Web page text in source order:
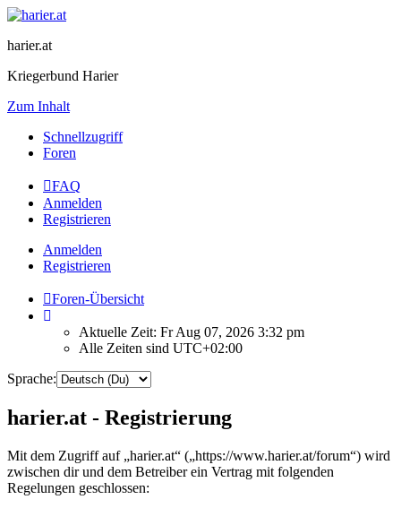
harier.at
Kriegerbund Harier
Zum Inhalt
Schnellzugriff
Foren
FAQ
Anmelden
Registrieren
Anmelden
Registrieren
Foren-Übersicht
Aktuelle Zeit: Fr Aug 07, 2026 3:32 pm
Alle Zeiten sind UTC+02:00
Sprache:
harier.at - Registrierung
Mit dem Zugriff auf „harier.at“ („https://www.harier.at/forum“) wird
zwischen dir und dem Betreiber ein Vertrag mit folgenden
Regelungen geschlossen: